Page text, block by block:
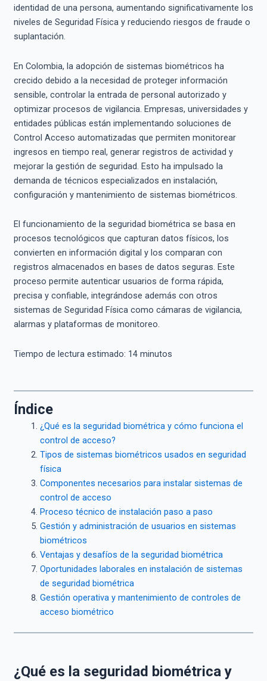
identidad de una persona, aumentando significativamente los
niveles de Seguridad Física y reduciendo riesgos de fraude o
suplantación.
En Colombia, la adopción de sistemas biométricos ha
crecido debido a la necesidad de proteger información
sensible, controlar la entrada de personal autorizado y
optimizar procesos de vigilancia. Empresas, universidades y
entidades públicas están implementando soluciones de
Control Acceso automatizadas que permiten monitorear
ingresos en tiempo real, generar registros de actividad y
mejorar la gestión de seguridad. Esto ha impulsado la
demanda de técnicos especializados en instalación,
configuración y mantenimiento de sistemas biométricos.
El funcionamiento de la seguridad biométrica se basa en
procesos tecnológicos que capturan datos físicos, los
convierten en información digital y los comparan con
registros almacenados en bases de datos seguras. Este
proceso permite autenticar usuarios de forma rápida,
precisa y confiable, integrándose además con otros
sistemas de Seguridad Física como cámaras de vigilancia,
alarmas y plataformas de monitoreo.
Tiempo de lectura estimado: 14minutos
Índice
¿Qué es la seguridad biométrica y cómo funciona el
control de acceso?
Tipos de sistemas biométricos usados en seguridad
física
Componentes necesarios para instalar sistemas de
control de acceso
Proceso técnico de instalación paso a paso
Gestión y administración de usuarios en sistemas
biométricos
Ventajas y desafíos de la seguridad biométrica
Oportunidades laborales en instalación de sistemas
de seguridad biométrica
Gestión operativa y mantenimiento de controles de
acceso biométrico
¿Qué es la seguridad biométrica y